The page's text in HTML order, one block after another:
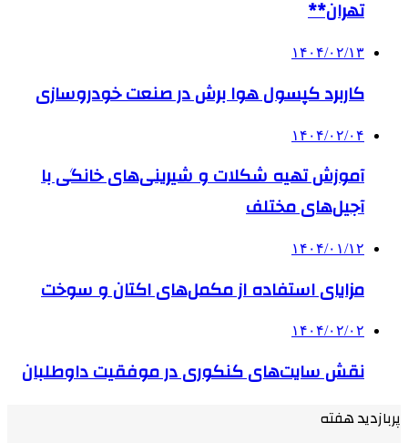
تهران**
۱۴۰۴/۰۲/۱۳
کاربرد کپسول هوا برش در صنعت خودروسازی
۱۴۰۴/۰۲/۰۴
آموزش تهیه شکلات و شیرینی‌های خانگی با
آجیل‌های مختلف
۱۴۰۴/۰۱/۱۲
مزایای استفاده از مکمل‌های اکتان و سوخت
۱۴۰۴/۰۲/۰۲
نقش سایت‌های کنکوری در موفقیت داوطلبان
پربازدید هفته